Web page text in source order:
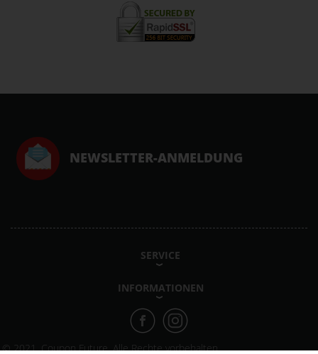
NEWSLETTER-ANMELDUNG
SERVICE
INFORMATIONEN
© 2021, Coupon Future. Alle Rechte vorbehalten